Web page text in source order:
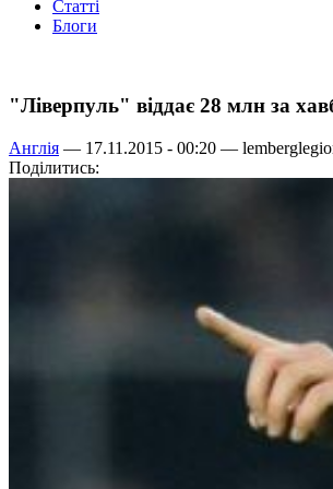
Статті
Блоги
"Ліверпуль" віддає 28 млн за
Англія — 17.11.2015 - 00:20 —
Поділитись: